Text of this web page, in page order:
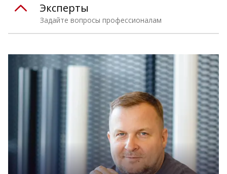
Задайте вопросы профессионалам
Эксперты